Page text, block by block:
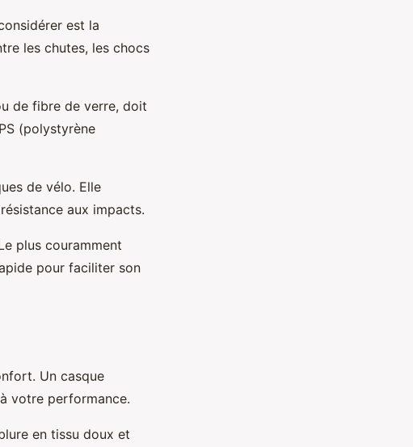
est la
les chutes, les chocs
de fibre de verre, doit
(polystyrène
de vélo. Elle
aux impacts.
plus couramment
pour faciliter son
Un casque
votre performance.
en tissu doux et